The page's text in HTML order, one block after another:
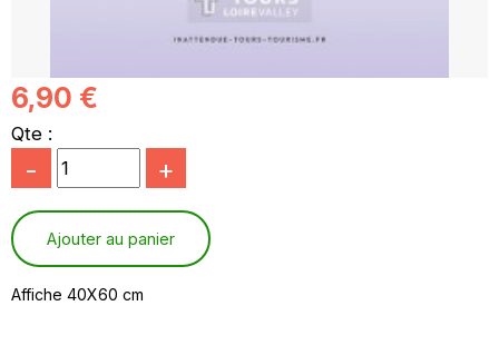
6,90 €
Qte :
- +
Affiche 40X60 cm